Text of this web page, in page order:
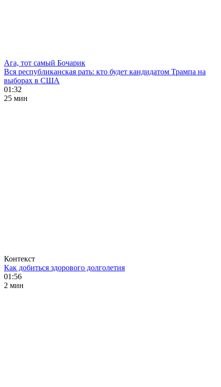
Ага, тот самый Бочарик
Вся республиканская рать: кто будет кандидатом Трампа на
выборах в США
01:32
25 мин
Контекст
Как добиться здорового долголетия
01:56
2 мин